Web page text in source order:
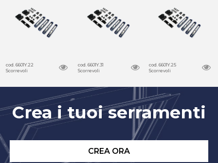
cod. 6601Y.22
Scorrevoli
cod. 6601Y.31
Scorrevoli
cod. 6601Y.25
Scorrevoli
Crea i tuoi serramenti
CREA ORA